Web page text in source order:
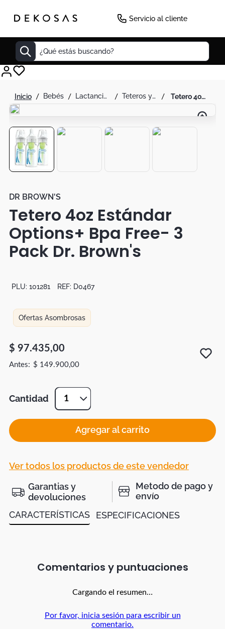
Servicio al cliente
¿Qué estás buscando?
bebés lactancia y alimentación del bebe teteros y chupos tetero 4oz estándar options+ bpa free- 3 pack dr. brown's
DR BROWN'S
Tetero 4oz Estándar
Options+ Bpa Free- 3
Pack Dr. Brown's
PLU: 101281 REF: D0467
Ofertas Asombrosas
$ 97.435,00
$ 149.900,00
Cantidad 1
Agregar al carrito
Ver todos los productos de este vendedor
Garantias y
devoluciones
Metodo de pago y
envío
CARACTERÍSTICAS
ESPECIFICACIONES
Comentarios
Cargando el resumen…
Por favor, inicia sesión para escribir un
comentario.
Decoracion
Cabecero
Lamparas
Cuadro
Sillas
Duvet
Botas
Dko